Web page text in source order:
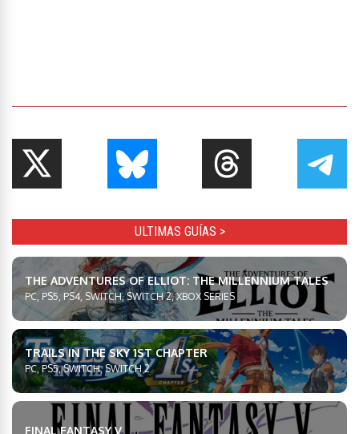
ULTIMAS GUÍAS >
THE ADVENTURES OF ELLIOT: THE MILLENNIUM TALES
PC, PS5, PS4, SWITCH, SWITCH 2, XBOX SERIES
TRAILS IN THE SKY 1ST CHAPTER
PC, PS5, SWITCH, SWITCH 2
FINAL FANTASY V